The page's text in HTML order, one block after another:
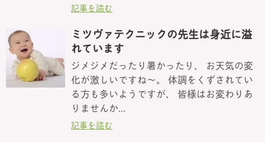
記事を読む
ミツヴァテクニックの先生は身近に溢
れています
ジメジメだったり暑かったり、 お天気の変
化が激しいですね〜。 体調をくずされてい
る方も多いようですが、 皆様はお変わりあ
りませんか...
記事を読む